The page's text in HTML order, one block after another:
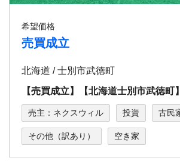
希望価格
売買成立
北海道 / 士別市武徳町
【売買成立】【北海道士別市武徳
売主：ネクスウィル 投資 古民
その他（訳あり） 空き家